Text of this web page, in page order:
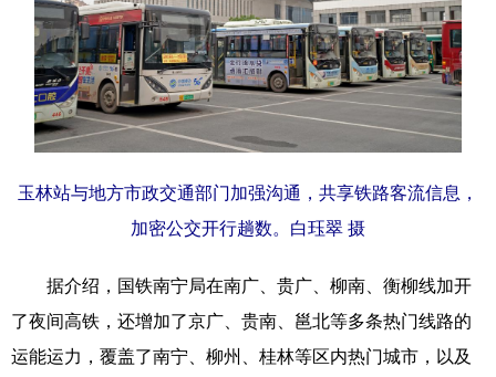
多语种频道
English Español Français عربى
Русский язык 日本語 한국어
玉林站与地方市政交通部门加强沟通，共享铁路客流信息，
加密公交开行趟数。白珏翠 摄
据介绍，国铁南宁局在南广、贵广、柳南、衡柳线加开
了夜间高铁，还增加了京广、贵南、邕北等多条热门线路的
运能运力，覆盖了南宁、柳州、桂林等区内热门城市，以及